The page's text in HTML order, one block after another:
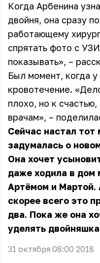
Когда Арбенина
двойня, она сразу
работающему
спрятать фото с
показывать», –
Был момент, когда
кровотечение.
плохо, но к
врачам», –
Сейчас настал тот
задумалась о
Она хочет
даже ходила в дом
Артёмом и Мартой.
скорее всего это
два. Пока же она
уделять
31 октября 08:00 2018